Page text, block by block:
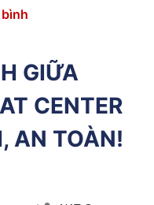
GIỮA
CENTER
AN TOÀN!